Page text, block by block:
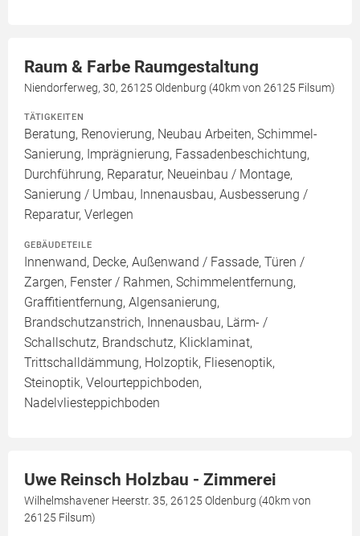
Raum & Farbe Raumgestaltung
Niendorferweg, 30, 26125 Oldenburg (40km von 26125 Filsum)
TÄTIGKEITEN
Beratung, Renovierung, Neubau Arbeiten, Schimmel-
Sanierung, Imprägnierung, Fassadenbeschichtung,
Durchführung, Reparatur, Neueinbau / Montage,
Sanierung / Umbau, Innenausbau, Ausbesserung /
Reparatur, Verlegen
GEBÄUDETEILE
Innenwand, Decke, Außenwand / Fassade, Türen /
Zargen, Fenster / Rahmen, Schimmelentfernung,
Graffitientfernung, Algensanierung,
Brandschutzanstrich, Innenausbau, Lärm- /
Schallschutz, Brandschutz, Klicklaminat,
Trittschalldämmung, Holzoptik, Fliesenoptik,
Steinoptik, Velourteppichboden,
Nadelvliesteppichboden
Uwe Reinsch Holzbau - Zimmerei
Wilhelmshavener Heerstr. 35, 26125 Oldenburg (40km von
26125 Filsum)